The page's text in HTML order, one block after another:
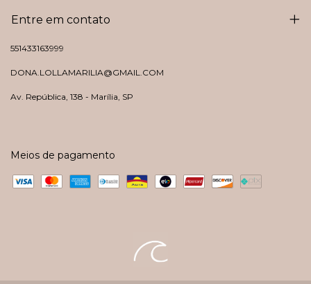
Entre em contato
551433163999
DONA.LOLLAMARILIA@GMAIL.COM
Av. República, 138 - Marília, SP
Meios de pagamento